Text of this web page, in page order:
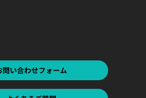
問い合わせフォーム